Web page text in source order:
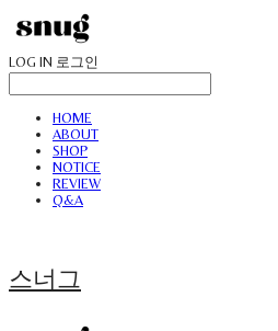
LOG IN 로그인
HOME
ABOUT
SHOP
NOTICE
REVIEW
Q&A
스너그